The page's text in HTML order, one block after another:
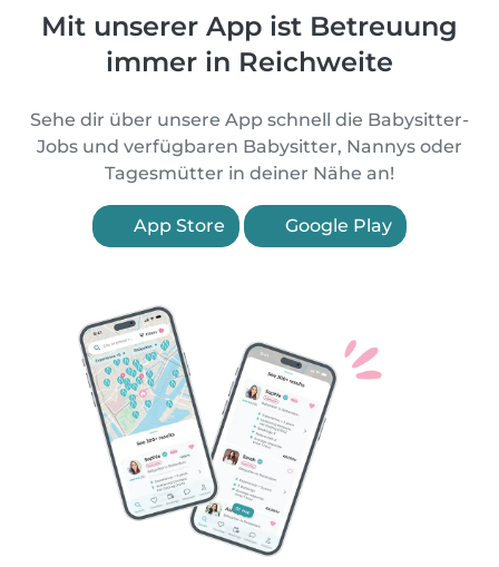
Mit unserer App ist Betreuung
immer in Reichweite
Sehe dir über unsere App schnell die Babysitter-
Jobs und verfügbaren Babysitter, Nannys oder
Tagesmütter in deiner Nähe an!
App Store Google Play